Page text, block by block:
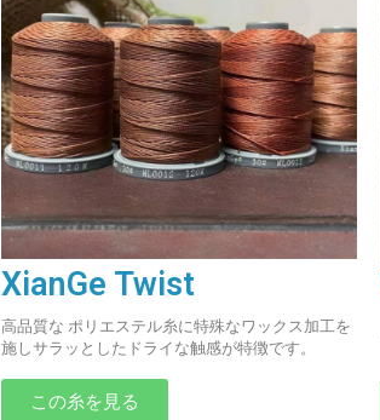
XianGe Twist
高品質な ポリエステル糸に特殊なワックス加工を
施しサラッとしたドライな触感が特徴です。
この糸を見る